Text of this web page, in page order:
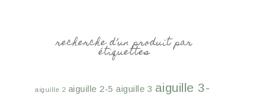
recherche d’un produit par
étiquettes
aiguille 2 aiguille 2-5 aiguille 3 aiguille 3-